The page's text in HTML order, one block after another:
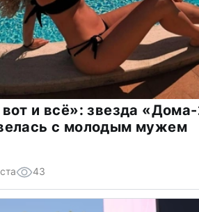
и всё»: звезда
с молодым мужем
43